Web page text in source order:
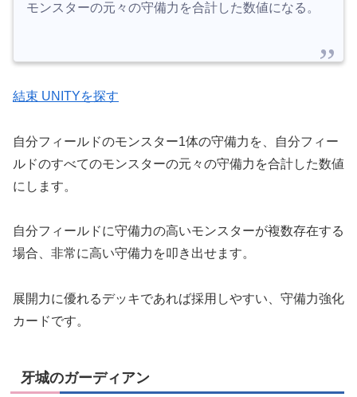
モンスターの元々の守備力を合計した数値になる。
結束 UNITYを探す
自分フィールドのモンスター1体の守備力を、自分フィー
ルドのすべてのモンスターの元々の守備力を合計した数値
にします。
自分フィールドに守備力の高いモンスターが複数存在する
場合、非常に高い守備力を叩き出せます。
展開力に優れるデッキであれば採用しやすい、守備力強化
カードです。
牙城のガーディアン